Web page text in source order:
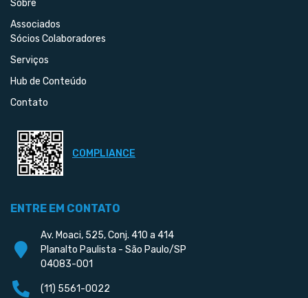
Sobre
Associados
Sócios Colaboradores
Serviços
Hub de Conteúdo
Contato
COMPLIANCE
ENTRE EM CONTATO
Av. Moaci, 525, Conj. 410 a 414
Planalto Paulista - São Paulo/SP
04083-001
(11) 5561-0022